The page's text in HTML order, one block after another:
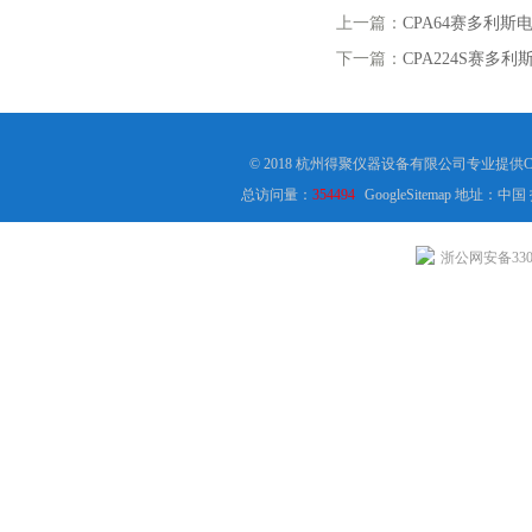
上一篇： CPA64赛多利斯
下一篇： CPA224S赛多利
© 2018 杭州得聚仪器设备有限公司专业提供
总访问量：354494 GoogleSitemap地址：中国
浙公网安备